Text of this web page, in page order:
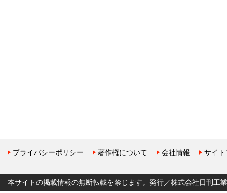
プライバシーポリシー 著作権について 会社情報 サイ
本サイトの掲載情報の無断転載を禁じます。発行／株式会社日刊